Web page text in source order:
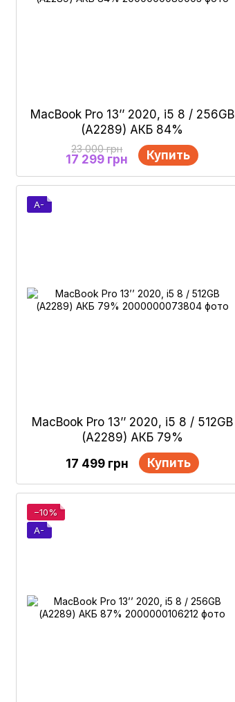
MacBook Pro 13’’ 2020, i5 8 / 256GB
(А2289) АКБ 84%
23 000 грн
17 299 грн Купить
A-
MacBook Pro 13’’ 2020, i5 8 / 512GB
(А2289) АКБ 79%
17 499 грн
Купить
−10%
A-